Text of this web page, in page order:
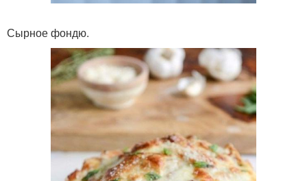
Сырное фондю.